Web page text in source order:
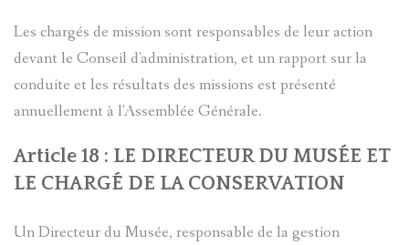
Les chargés de mission sont responsables de leur action
devant le Conseil d'administration, et un rapport sur la
conduite et les résultats des missions est présenté
annuellement à l'Assemblée Générale.
Article 18 : LE DIRECTEUR DU MUSÉE ET
LE CHARGÉ DE LA CONSERVATION
Un Directeur du Musée, responsable de la gestion